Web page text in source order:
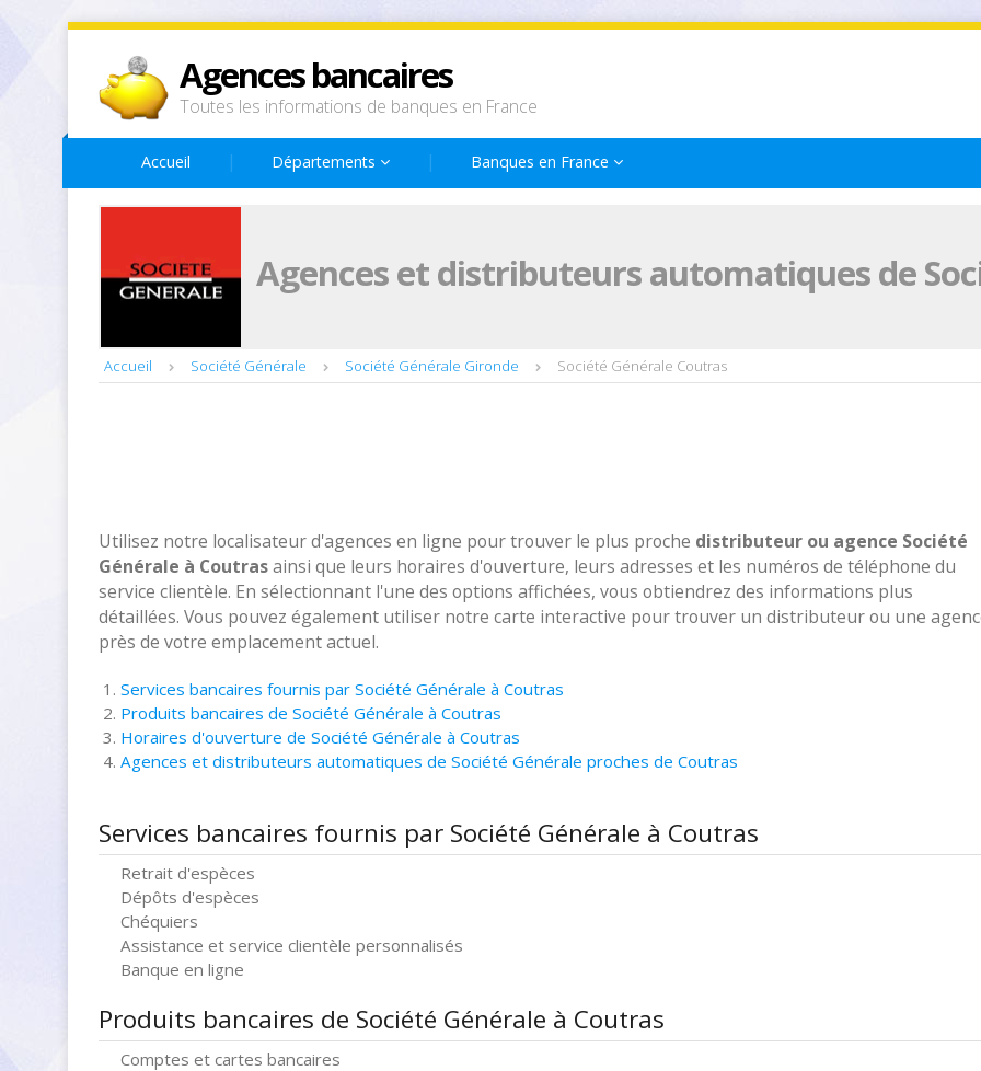
Agences bancaires
Toutes les informations de banques en France
Accueil Départements Banques en France
Agences et distributeurs automatiques de
Accueil Société Générale Société Générale Gironde Société Générale Coutras
Utilisez notre localisateur d'agences en ligne pour trouver le plus proche distributeur ou agence Société
Générale à Coutrasainsi que leurs horaires d'ouverture, leurs adresses et les numéros de téléphone du
service clientèle. En sélectionnant l'une des options affichées, vous obtiendrez des informations plus
détaillées. Vous pouvez également utiliser notre carte interactive pour trouver un distributeur ou une
près de votre emplacement actuel.
Services bancaires fournis par Société Générale à Coutras
Produits bancaires de Société Générale à Coutras
Horaires d'ouverture de Société Générale à Coutras
Agences et distributeurs automatiques de Société Générale proches de Coutras
Services bancaires fournis par Société Générale à Coutras
Retrait d'espèces
Dépôts d'espèces
Chéquiers
Assistance et service clientèle personnalisés
Banque en ligne
Produits bancaires de Société Générale à Coutras
Comptes et cartes bancaires